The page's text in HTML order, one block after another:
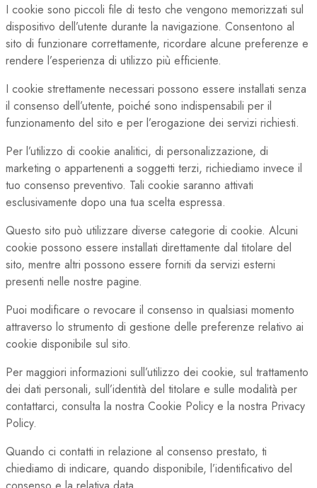
I cookie sono piccoli file di testo che vengono memorizzati sul
dispositivo dell’utente durante la navigazione. Consentono al
sito di funzionare correttamente, ricordare alcune preferenze e
rendere l’esperienza di utilizzo più efficiente.
I cookie strettamente necessari possono essere installati senza
il consenso dell’utente, poiché sono indispensabili per il
funzionamento del sito e per l’erogazione dei servizi richiesti.
Per l’utilizzo di cookie analitici, di personalizzazione, di
marketing o appartenenti a soggetti terzi, richiediamo invece il
tuo consenso preventivo. Tali cookie saranno attivati
esclusivamente dopo una tua scelta espressa.
Questo sito può utilizzare diverse categorie di cookie. Alcuni
cookie possono essere installati direttamente dal titolare del
sito, mentre altri possono essere forniti da servizi esterni
presenti nelle nostre pagine.
Puoi modificare o revocare il consenso in qualsiasi momento
attraverso lo strumento di gestione delle preferenze relativo ai
cookie disponibile sul sito.
Per maggiori informazioni sull’utilizzo dei cookie, sul trattamento
dei dati personali, sull’identità del titolare e sulle modalità per
contattarci, consulta la nostra Cookie Policy e la nostra Privacy
Policy.
Quando ci contatti in relazione al consenso prestato, ti
chiediamo di indicare, quando disponibile, l’identificativo del